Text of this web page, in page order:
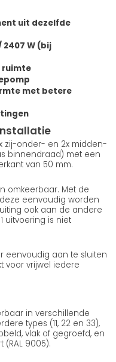
uit dezelfde
2407 W (bij
ruimte
met betere
zij-onder- en 2x midden-
binnendraad) met een
van 50 mm.
omkeerbaar. Met de
eenvoudig worden
ook aan de andere
uitvoering is niet
eenvoudig aan te sluiten
voor vrijwel iedere
in verschillende
types (11, 22 en 33),
vlak of gegroefd, en
(RAL 9005).